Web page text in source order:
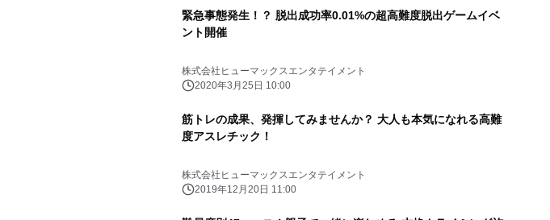
緊急事態発生！？ 脱出成功率0.01%の超高難度脱出ゲームイベ
ント開催
株式会社ヒューマックスエンタテイメント
2020年3月25日 10:00
筋トレの成果、発揮してみませんか？ 大人も本気になれる高難
度アスレチック！
株式会社ヒューマックスエンタテイメント
2019年12月20日 11:00